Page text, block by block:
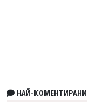
НАЙ-КОМЕНТИРАНИ